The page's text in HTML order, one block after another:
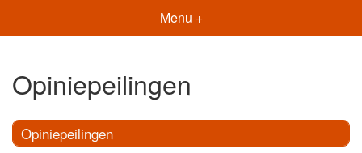
Menu +
Opiniepeilingen
Opiniepeilingen